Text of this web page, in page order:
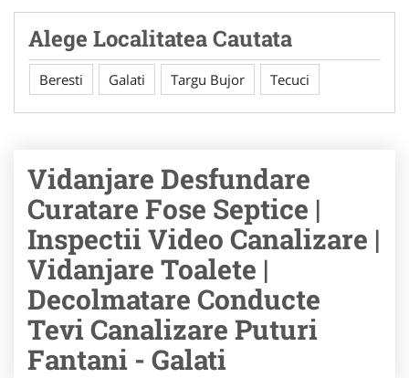
Alege Localitatea Cautata
Beresti Galati Targu Bujor Tecuci
Vidanjare Desfundare
Curatare Fose Septice |
Inspectii Video Canalizare |
Vidanjare Toalete |
Decolmatare Conducte
Tevi Canalizare Puturi
Fantani - Galati